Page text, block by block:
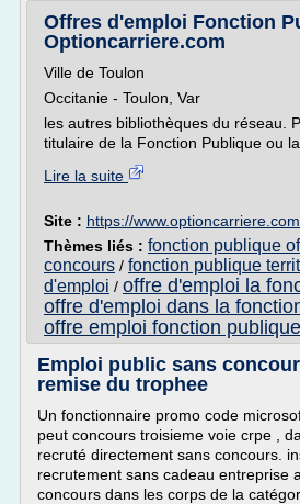
Offres d'emploi Fonction
Optioncarriere.com
Ville de Toulon
Occitanie - Toulon, Var
les autres bibliothèques du réseau.
titulaire de la Fonction Publique ou
Lire la suite
Site : https://www.optioncarriere.com
Thèmes liés : fonction publique
concours / fonction publique
d'emploi / offre d'emploi la
offre d'emploi dans la
offre emploi fonction
Emploi public sans
remise du trophee
Un fonctionnaire promo code
peut concours troisieme voie crpe ,
recruté directement sans concours.
recrutement sans cadeau entreprise
concours dans les corps de la